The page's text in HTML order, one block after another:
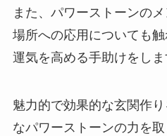
また、パワーストーンの
場所への応用についても
運気を高める手助けをしま
魅力的で効果的な玄関作
なパワーストーンの力を